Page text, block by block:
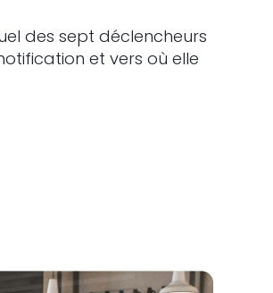
des sept déclencheurs
et vers où elle